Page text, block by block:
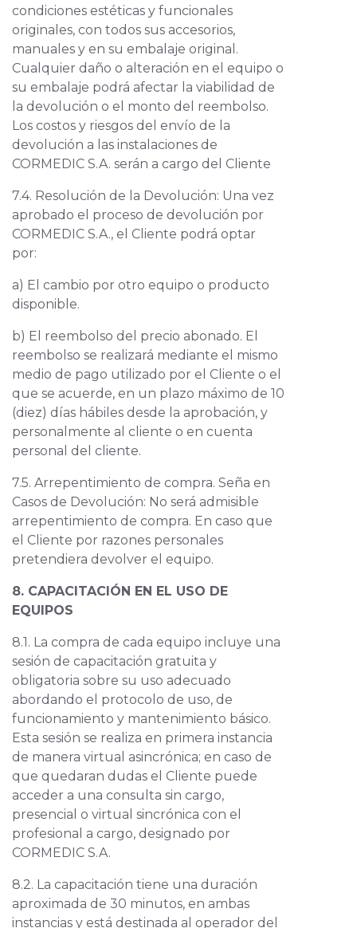
condiciones estéticas y funcionales
originales, con todos sus accesorios,
manuales y en su embalaje original.
Cualquier daño o alteración en el equipo o
su embalaje podrá afectar la viabilidad de
la devolución o el monto del reembolso.
Los costos y riesgos del envío de la
devolución a las instalaciones de
CORMEDIC S.A. serán a cargo del Cliente
7.4. Resolución de la Devolución: Una vez
aprobado el proceso de devolución por
CORMEDIC S.A., el Cliente podrá optar
por:
a) El cambio por otro equipo o producto
disponible.
b) El reembolso del precio abonado. El
reembolso se realizará mediante el mismo
medio de pago utilizado por el Cliente o el
que se acuerde, en un plazo máximo de 10
(diez) días hábiles desde la aprobación, y
personalmente al cliente o en cuenta
personal del cliente.
7.5. Arrepentimiento de compra. Seña en
Casos de Devolución: No será admisible
arrepentimiento de compra. En caso que
el Cliente por razones personales
pretendiera devolver el equipo.
8. CAPACITACIÓN EN EL USO DE
EQUIPOS
8.1. La compra de cada equipo incluye una
sesión de capacitación gratuita y
obligatoria sobre su uso adecuado
abordando el protocolo de uso, de
funcionamiento y mantenimiento básico.
Esta sesión se realiza en primera instancia
de manera virtual asincrónica; en caso de
que quedaran dudas el Cliente puede
acceder a una consulta sin cargo,
presencial o virtual sincrónica con el
profesional a cargo, designado por
CORMEDIC S.A.
8.2. La capacitación tiene una duración
aproximada de 30 minutos, en ambas
instancias y está destinada al operador del